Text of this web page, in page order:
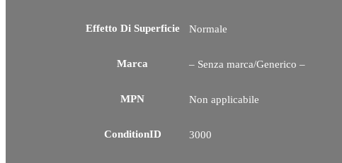
Effetto Di Superficie Normale
Marca – Senza marca/Generico –
MPN Non applicabile
ConditionID 3000